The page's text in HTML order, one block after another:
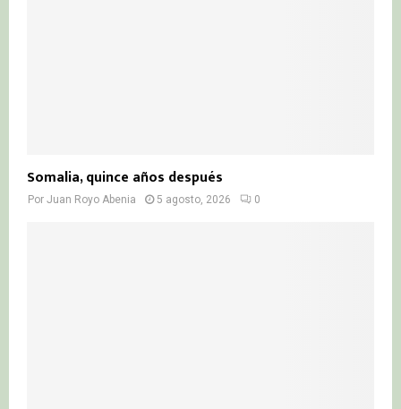
Somalia, quince años después
Por Juan Royo Abenia 5 agosto, 2026 0